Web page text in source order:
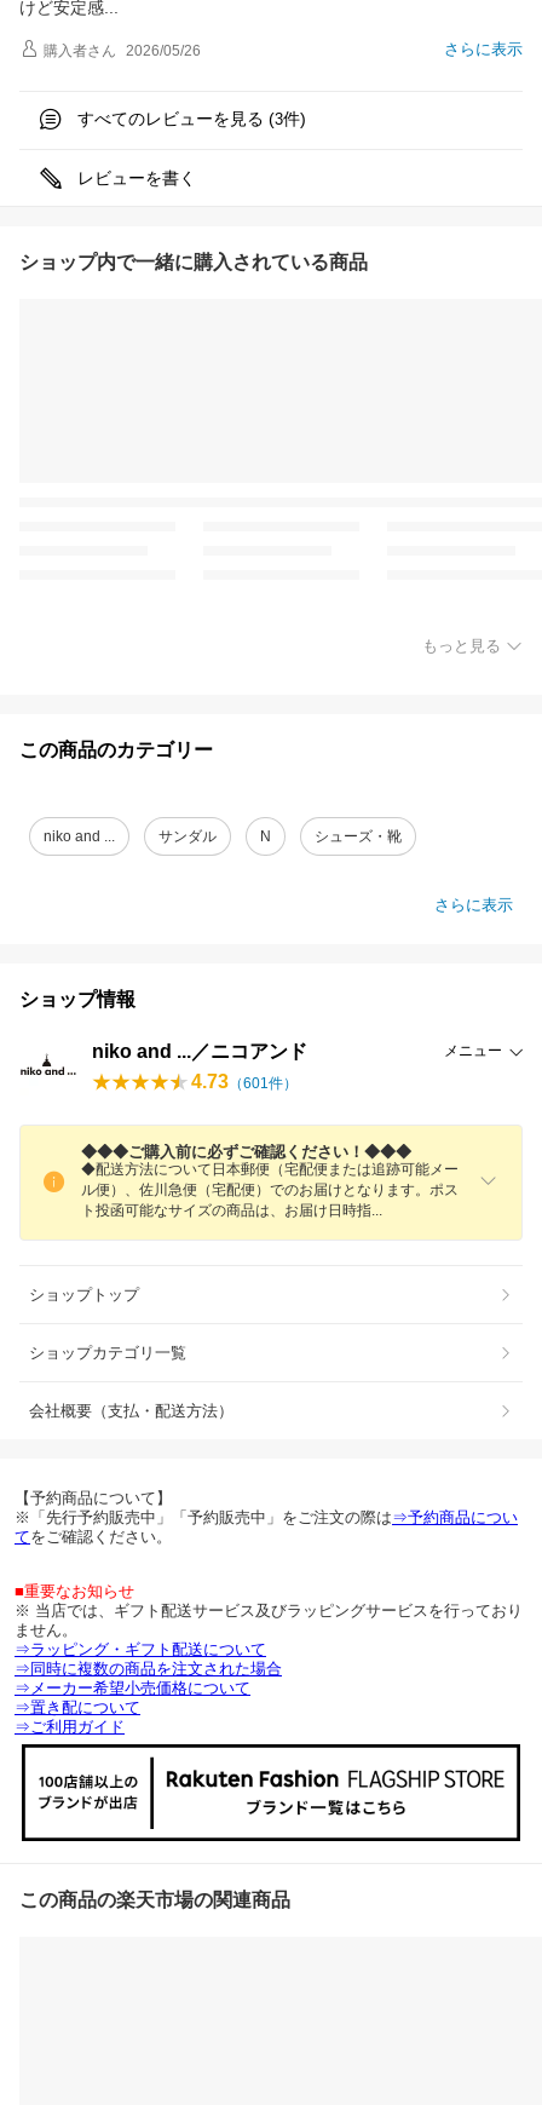
けど安定感
さらに表示
購入者さん 2026/05/26
すべてのレビューを見る (3件)
レビューを書く
ショップ内で一緒に購入されている商品
もっと見る
この商品のカテゴリー
niko and ... サンダル N シューズ・靴
さらに表示
ショップ情報
niko and ...／ニコアンド メニュー
4.73 （601件）
◆◆◆ご購入前に必ずご確認ください！◆◆◆
◆配送方法について日本郵便（宅配便または追跡可能メー
ル便）、佐川急便（宅配便）でのお届けとなります。ポス
ト投函可能なサイズの商品は、お届け日時指
ショップトップ
ショップカテゴリ一覧
会社概要（支払・配送方法）
【予約商品について】
※「先行予約販売中」「予約販売中」をご注文の際は⇒予約商品につい
てをご確認ください。
■重要なお知らせ
※ 当店では、ギフト配送サービス及びラッピングサービスを行っており
ません。
⇒ラッピング・ギフト配送について
⇒同時に複数の商品を注文された場合
⇒メーカー希望小売価格について
⇒置き配について
⇒ご利用ガイド
この商品の楽天市場の関連商品